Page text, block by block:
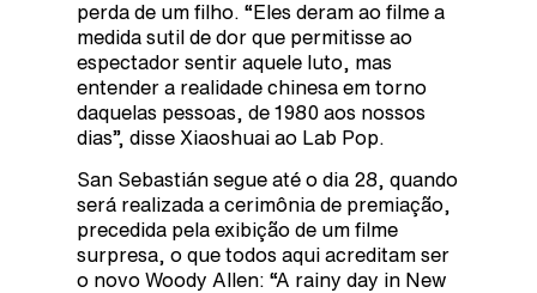
perda de um filho. “Eles deram ao filme a
medida sutil de dor que permitisse ao
espectador sentir aquele luto, mas
entender a realidade chinesa em torno
daquelas pessoas, de 1980 aos nossos
dias”, disse Xiaoshuai ao Lab Pop.
San Sebastián segue até o dia 28, quando
será realizada a cerimônia de premiação,
precedida pela exibição de um filme
surpresa, o que todos aqui acreditam ser
o novo Woody Allen: “A rainy day in New